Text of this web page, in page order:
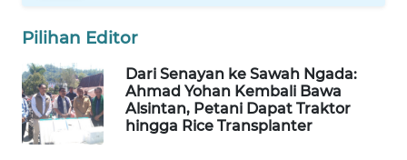
Pilihan Editor
Dari Senayan ke Sawah Ngada:
Ahmad Yohan Kembali Bawa
Alsintan, Petani Dapat Traktor
hingga Rice Transplanter
LKKI
KOPEKLIN
PORTAL
KONSUMEN